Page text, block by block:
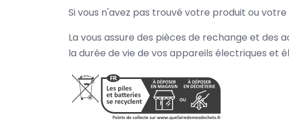
Si vous n'avez pas trouvé votre produit ou
La vous assure des pièces de rechange et des
la durée de vie de vos appareils électriques et